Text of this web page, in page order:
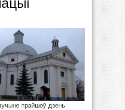
прайшоў дзень